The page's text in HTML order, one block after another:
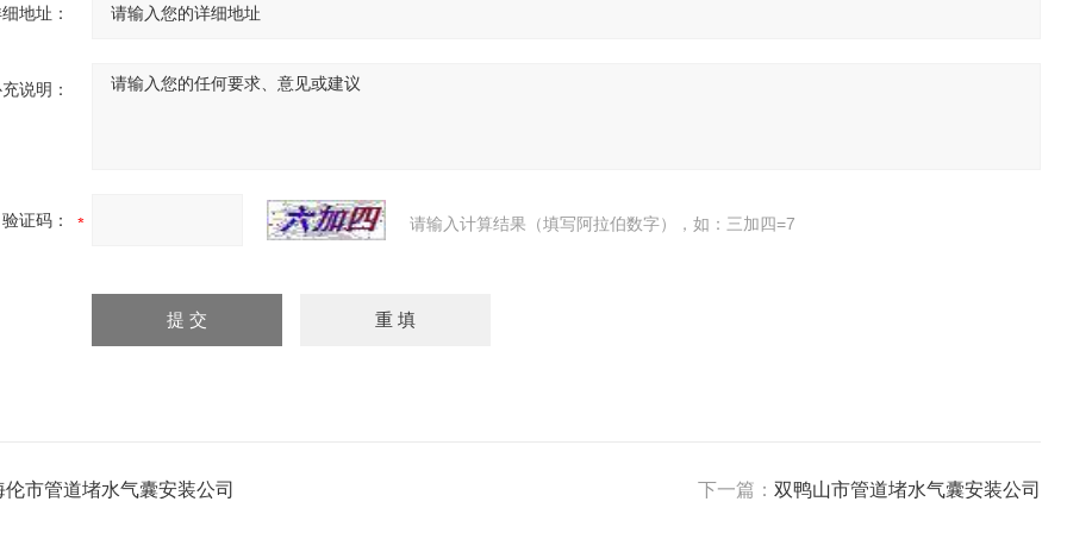
地址：
说明：
验证码： 请输入计算结果（填写阿拉伯数字），如：三加四=7
伦市管道堵水气囊安装公司 下一篇： 双鸭山市管道堵水气囊安装公司